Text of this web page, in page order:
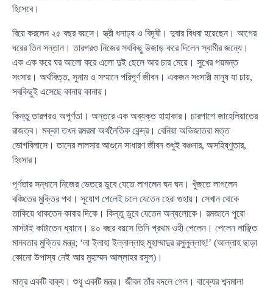
হিসেবে।
বিয়ে করলেন ২৫ বছর বয়সে। স্ত্রী ধনাঢ্য ও বিদূষী। দুবার বিধবা হয়েছেন। আগের
ঘরের তিন সন্তান। তারপরও নিজের সবকিছু উজাড় করে দিলেন স্বামীর জন্যে।
এক এক করে ঘর আলো করে এলো দুই ছেলে আর চার মেয়ে। সুখের পয়মন্ত
সংসার। অর্থবিত্ত, সুনাম ও সম্মানে পরিপূর্ণ জীবন। একজন সংসারী মানুষ যা চায়,
সবকিছুই এসেছে কানায় কানায়।
কিন্তু তারপরও অপূর্ণতা। অন্তরে এক অব্যক্ত হাহাকার। চারপাশে জাহেলিয়াতের
রাজত্ব। মক্কা তখন রমরমা অর্থনৈতিক কেন্দ্র। বেনিয়া অভিজাতরা মত্ত
ভোগবিলাসে। তাদের লালসার আগুনে সাধারণ জীবন শুধুই বঞ্চনার, অসহিষ্ণুতার,
হিংসার।
পূর্ণতার সন্ধানে নিজের ভেতরে ডুবে যেতে লাগলেন ঘন ঘন। খুঁজতে লাগলেন
বঞ্চিতের মুক্তির পথ। সুযোগ পেলেই চলে যেতেন হেরা গুহায়। সেখান থেকে
তাকিয়ে থাকতেন কাবার দিকে। কিন্তু ডুবে যেতেন অন্যলোকে। রমজানে পুরো
মাসটাই কাটাতেন ধ্যানে। ৪০ বছর বয়সে তিনি প্রথম ওহী পেলেন। পেলেন লাঞ্ছিত
মানবতার মুক্তির মন্ত্র; ‘লা ইলাহা ইল্লাল্লাহু মুহাম্মাদুর রসুলুল্লাহ!’ (আল্লাহ ছাড়া
কোনো উপাস্য নেই আর মুহাম্মদ আল্লাহর রসুল)।
মাত্র একটি বাক্য। শুধু একটি মন্ত্র। জীবন তাঁর বদলে গেল। বাক্যের শব্দমালা